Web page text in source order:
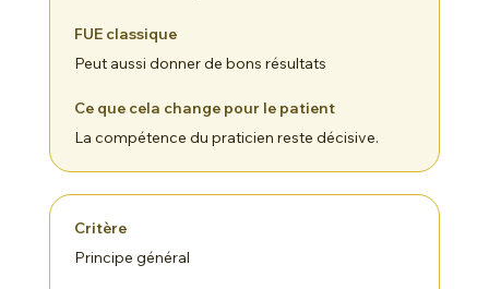
Peut aussi donner de bons résultats
La compétence du praticien reste décisive.
Principe général